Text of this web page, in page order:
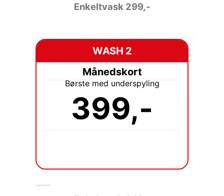
Enkeltvask 299,-
WASH 2
Månedskort
Børste med underspyling
399,-